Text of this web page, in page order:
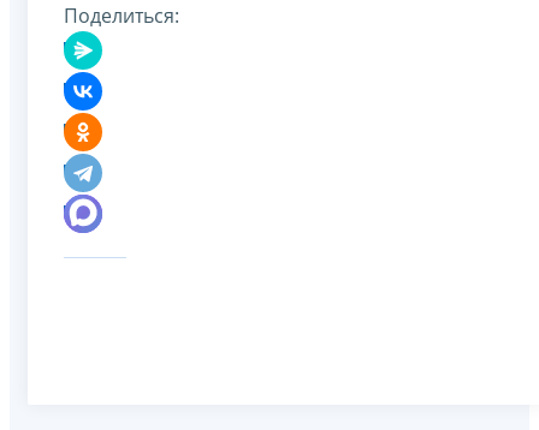
Поделиться: